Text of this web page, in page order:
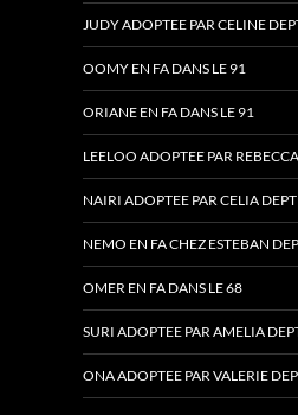
JUDY ADOPTEE PAR CELINE
OOMY EN FA DANS LE 91
ORIANE EN FA DANS LE 91
LEELOO ADOPTEE PAR
NAIRI ADOPTEE PAR CELIA
NEMO EN FA CHEZ ESTEBAN
OMER EN FA DANS LE 68
SURI ADOPTEE PAR AMELIA
ONA ADOPTEE PAR VALERIE